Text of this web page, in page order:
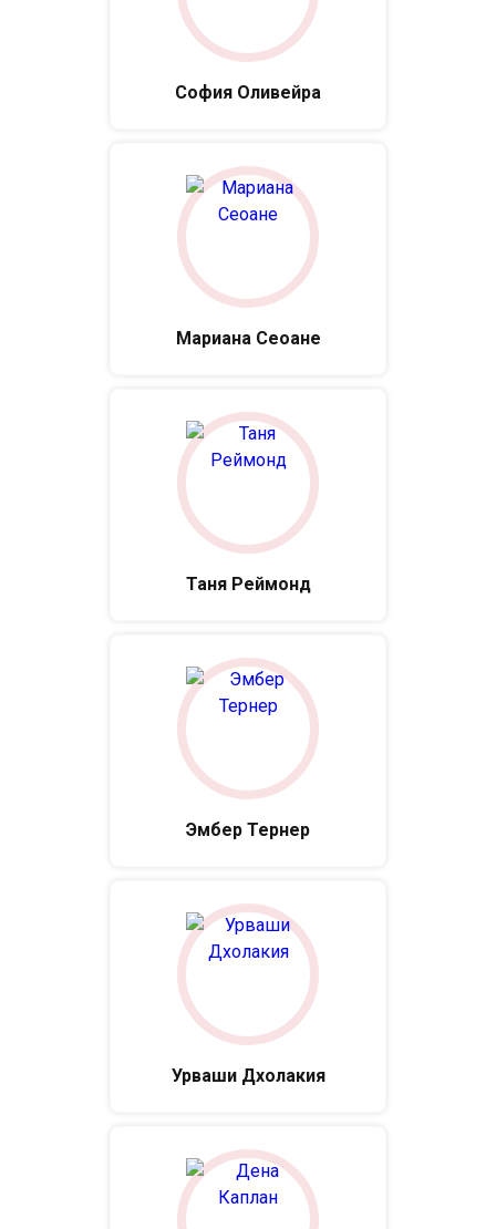
София Оливейра
Мариана Сеоане
Таня Реймонд
Эмбер Тернер
Урваши Дхолакия